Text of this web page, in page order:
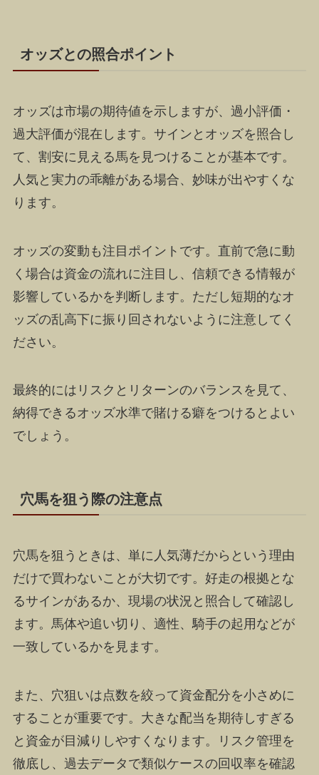
オッズとの照合ポイント
オッズは市場の期待値を示しますが、過小評価・
過大評価が混在します。サインとオッズを照合し
て、割安に見える馬を見つけることが基本です。
人気と実力の乖離がある場合、妙味が出やすくな
ります。
オッズの変動も注目ポイントです。直前で急に動
く場合は資金の流れに注目し、信頼できる情報が
影響しているかを判断します。ただし短期的なオ
ッズの乱高下に振り回されないように注意してく
ださい。
最終的にはリスクとリターンのバランスを見て、
納得できるオッズ水準で賭ける癖をつけるとよい
でしょう。
穴馬を狙う際の注意点
穴馬を狙うときは、単に人気薄だからという理由
だけで買わないことが大切です。好走の根拠とな
るサインがあるか、現場の状況と照合して確認し
ます。馬体や追い切り、適性、騎手の起用などが
一致しているかを見ます。
また、穴狙いは点数を絞って資金配分を小さめに
することが重要です。大きな配当を期待しすぎる
と資金が目減りしやすくなります。リスク管理を
徹底し、過去データで類似ケースの回収率を確認